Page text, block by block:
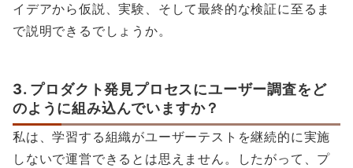
イデアから仮説、実験、そして最終的な検証に至るま
で説明できるでしょうか。
3. プロダクト発見プロセスにユーザー調査をど
のように組み込んでいますか？
私は、学習する組織がユーザーテストを継続的に実施
しないで運営できるとは思えません。したがって、プ